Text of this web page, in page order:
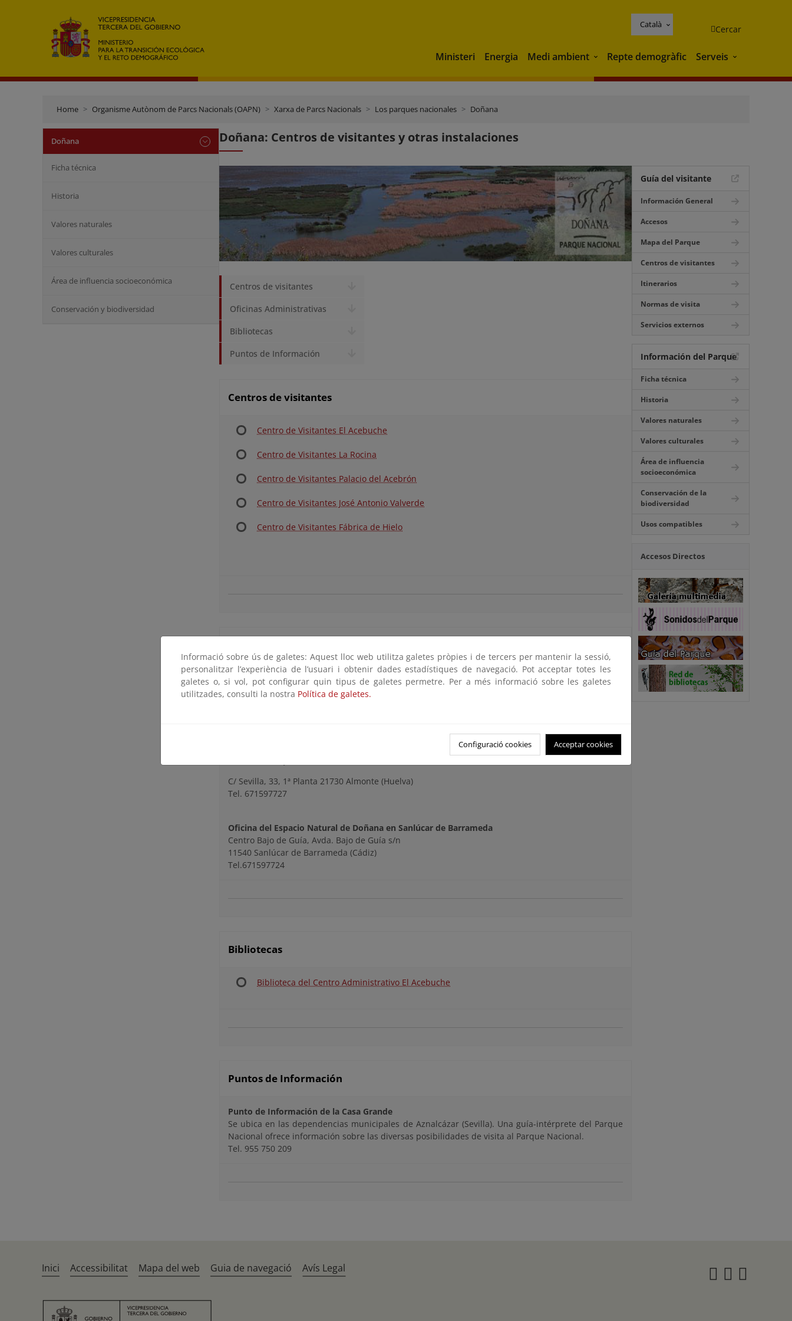
Català Cercar
Ministeri Energia Medi ambient Medi ambient
Repte demogràfic Serveis Serveis
Home Organisme Autònom de Parcs Nacionals (OAPN) Xarxa de Parcs Nacionals Los parques nacionales Doñana
Doñana
Ficha técnica
Historia
Valores naturales
Valores culturales
Área de influencia socioeconómica
Conservación y biodiversidad
Doñana: Centros de visitantes y otras instalaciones
Centros de visitantes
Oficinas Administrativas
Bibliotecas
Puntos de Información
Centros de visitantes
Centro de Visitantes El Acebuche
Centro de Visitantes La Rocina
Centro de Visitantes Palacio del Acebrón
Centro de Visitantes José Antonio Valverde
Centro de Visitantes Fábrica de Hielo
Oficina Administrativa del Parque Nacional de Doñana
Director-Conservador: D. Juan Pedro Castellano Domínguez
21760 Matalascañas-El Acebuche-Almonte (Huelva)
C/ Sevilla, 33, 1ª Planta 21730 Almonte (Huelva)
Tel. 671597727
Oficina del Espacio Natural de Doñana en Sanlúcar de Barrameda
Centro Bajo de Guía, Avda. Bajo de Guía s/n
11540 Sanlúcar de Barrameda (Cádiz)
Tel.671597724
Bibliotecas
Biblioteca del Centro Administrativo El Acebuche
Puntos de Información
Punto de Información de la Casa Grande
Se ubica en las dependencias municipales de Aznalcázar (Sevilla). Una guía-intérprete del Parque
Nacional ofrece información sobre las diversas posibilidades de visita al Parque Nacional.
Tel. 955 750 209
Guía del visitante
Información General
Accesos
Mapa del Parque
Centros de visitantes
Itinerarios
Normas de visita
Servicios externos
Información del Parque
Ficha técnica
Historia
Valores naturales
Valores culturales
Área de influencia
socioeconómica
Conservación de la
biodiversidad
Usos compatibles
Accesos Directos
Informació sobre ús de galetes: Aquest lloc web utilitza galetes pròpies i de tercers per mantenir la sessió,
personalitzar l’experiència de l’usuari i obtenir dades estadístiques de navegació. Pot acceptar totes les
galetes o, si vol, pot configurar quin tipus de galetes permetre. Per a més informació sobre les galetes
utilitzades, consulti la nostra Política de galetes.
Configuració cookies Acceptar cookies
Inici Accessibilitat Mapa del web Guia de navegació Avís Legal Twitter